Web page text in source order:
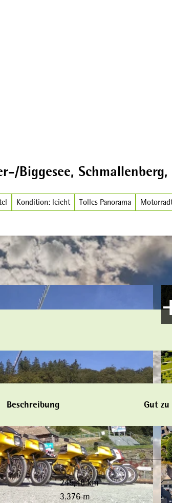
Biggesee,
Kondition: leicht Tolles Panorama
Beschreibung Gut zu
245,48 km
3.376 m